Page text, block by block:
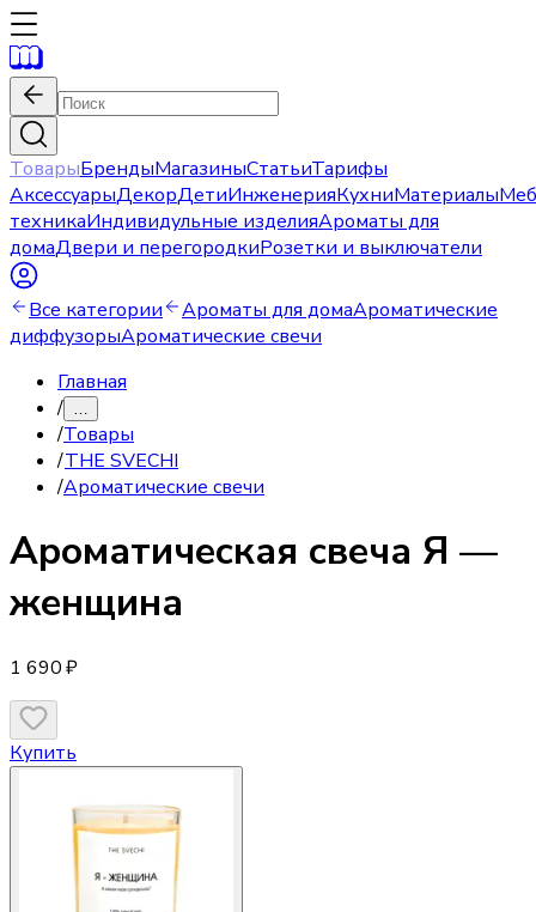
ТоварыБрендыМагазиныСтатьиТарифы
АксессуарыДекорДетиИнженерияКухниМатериалы
техникаИндивидульные изделияАроматы для
домаДвери и перегородкиРозетки и выключатели
Все категории Ароматы для домаАроматические
диффузорыАроматические свечи
Главная
/ …
/Товары
/THE SVECHI
/Ароматические свечи
Ароматическая свеча Я —
женщина
1 690 ₽
Купить